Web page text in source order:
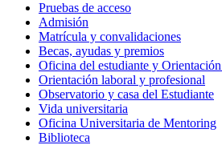
Pruebas de acceso
Admisión
Matrícula y convalidaciones
Becas, ayudas y premios
Oficina del estudiante y
Orientación laboral y profesional
Observatorio y casa del Estudiante
Vida universitaria
Oficina Universitaria de Mentoring
Biblioteca